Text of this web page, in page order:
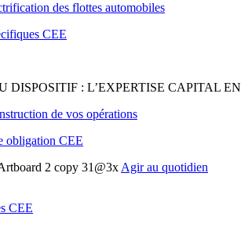
des flottes automobiles
CEE
DISPOSITIF : L’EXPERTISE CAPITAL
de vos opérations
obligation CEE
Agir au quotidien
CEE